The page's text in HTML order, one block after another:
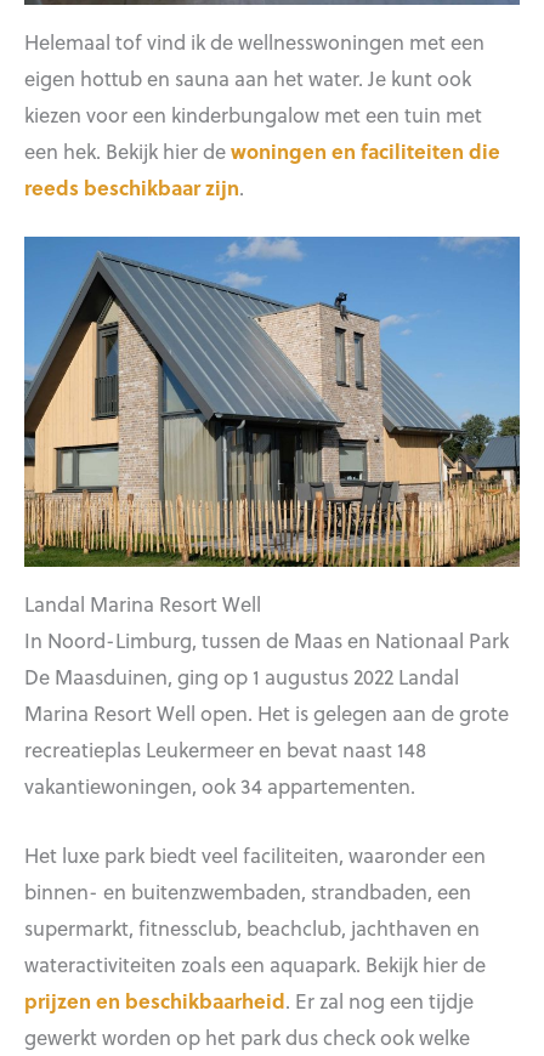
Helemaal tof vind ik de wellnesswoningen met een
eigen hottub en sauna aan het water. Je kunt ook
kiezen voor een kinderbungalow met een tuin met
een hek. Bekijk hier dewoningen en faciliteiten die
reeds beschikbaar zijn.
Landal Marina Resort Well
In Noord-Limburg, tussen de Maas en Nationaal Park
De Maasduinen, ging op 1 augustus 2022 Landal
Marina Resort Well open. Het is gelegen aan de grote
recreatieplas Leukermeer en bevat naast 148
vakantiewoningen, ook 34 appartementen.
Het luxe park biedt veel faciliteiten, waaronder een
binnen- en buitenzwembaden, strandbaden, een
supermarkt, fitnessclub, beachclub, jachthaven en
wateractiviteiten zoals een aquapark. Bekijk hier de
prijzen en beschikbaarheid. Er zal nog een tijdje
gewerkt worden op het park dus check ook welke